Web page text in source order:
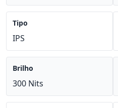
Tipo
IPS
Brilho
300 Nits